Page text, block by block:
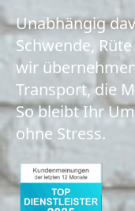
Unabhängig
Schwende,
wir
Transport, die
So bleibt Ihr
ohne Stress.